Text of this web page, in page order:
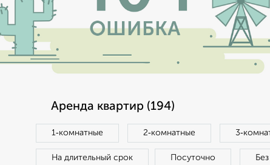
Аренда квартир (194)
1‑комнатные 2‑комнатные
На длительный срок Посуточно